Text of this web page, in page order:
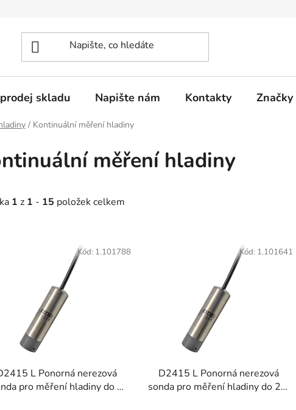
skladu Napište nám Kontakty Značky
/ Kontinuální měření hladiny
měření hladiny
1 z 1 - 15 položek celkem
L Ponorná nerezová
pro měření hladiny do 6
Kód: 1.101788
D2415 L Ponorná nerezová
sonda pro měření hladiny do 2,5
Kód: 1.101641